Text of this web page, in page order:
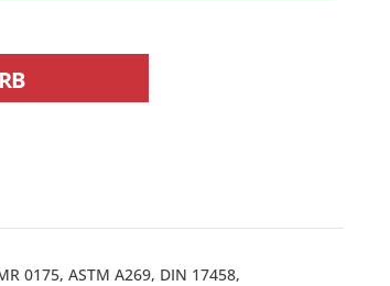
0175, ASTM A269, DIN 17458,